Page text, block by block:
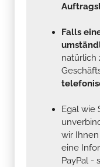
Falls
natürlich
Egal wie
wir
eine
PayPal -